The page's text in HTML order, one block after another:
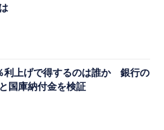
利上げで得するのは誰か 銀行の
国庫納付金を検証